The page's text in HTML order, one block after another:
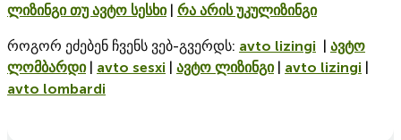
ლიზინგი თუ ავტო სესხი| რა არის უკულიზინგი
როგორ ეძებენ ჩვენს ვებ-გვერდს: avto lizingi | ავტო
ლომბარდი| avto sesxi | ავტო ლიზინგი| avto lizingi |
avto lombardi